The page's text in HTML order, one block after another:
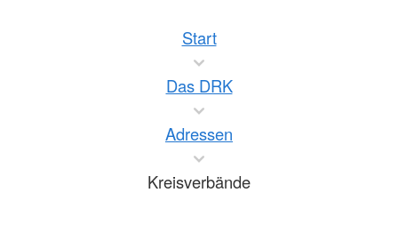
Start
Das DRK
Adressen
Kreisverbände